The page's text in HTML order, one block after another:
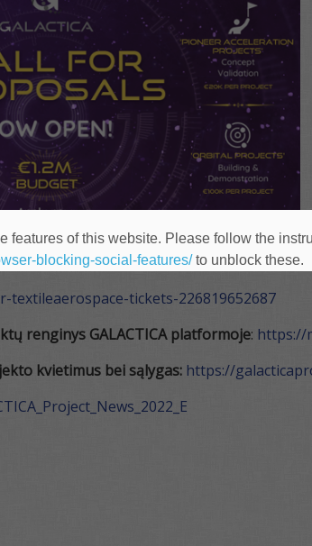
tickets-226819652687
renginys GALACTICA platformoje: https://
kvietimus bei sąlygas: https://
features of this website. Please follow the
blocking-social-features/to unblock these.